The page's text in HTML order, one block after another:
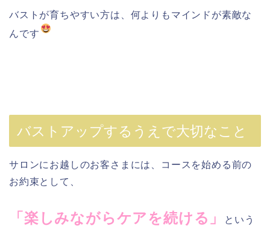
バストが育ちやすい方は、何よりもマインドが素敵な
んです
バストアップするうえで大切なこと
サロンにお越しのお客さまには、コースを始める前の
お約束として、
「楽しみながらケアを続ける」
という